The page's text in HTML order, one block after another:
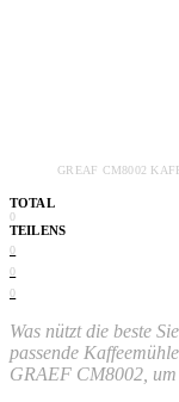
GREAF CM8002
TOTAL
0
TEILENS
0
0
0
Was nützt die beste
passende
GRAEF CM8002, um